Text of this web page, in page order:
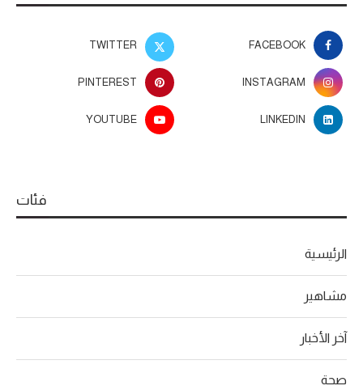
FACEBOOK
TWITTER
INSTAGRAM
PINTEREST
LINKEDIN
YOUTUBE
فئات
الرئيسية
مشاهير
آخر الأخبار
صحة